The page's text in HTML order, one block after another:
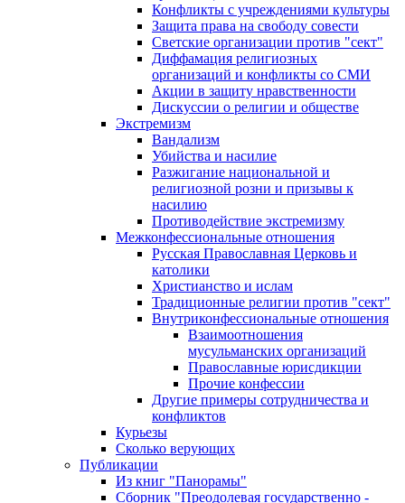
Конфликты с учреждениями культуры
Защита права на свободу совести
Светские организации против "сект"
Диффамация религиозных
организаций и конфликты со СМИ
Акции в защиту нравственности
Дискуссии о религии и обществе
Экстремизм
Вандализм
Убийства и насилие
Разжигание национальной и
религиозной розни и призывы к
насилию
Противодействие экстремизму
Межконфессиональные отношения
Русская Православная Церковь и
католики
Христианство и ислам
Традиционные религии против "сект"
Внутриконфессиональные отношения
Взаимоотношения
мусульманских организаций
Православные юрисдикции
Прочие конфессии
Другие примеры сотрудничества и
конфликтов
Курьезы
Сколько верующих
Публикации
Из книг "Панорамы"
Сборник "Преодолевая государственно -